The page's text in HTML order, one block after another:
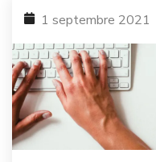
1 septembre 2021